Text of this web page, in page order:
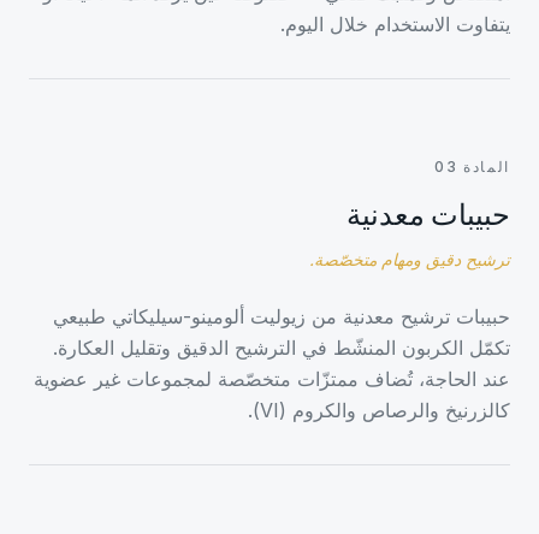
يتفاوت الاستخدام خلال اليوم.
المادة 03
حبيبات معدنية
ترشيح دقيق ومهام متخصّصة.
حبيبات ترشيح معدنية من زيوليت ألومينو-سيليكاتي طبيعي
تكمّل الكربون المنشّط في الترشيح الدقيق وتقليل العكارة.
عند الحاجة، تُضاف ممتزّات متخصّصة لمجموعات غير عضوية
كالزرنيخ والرصاص والكروم (VI).